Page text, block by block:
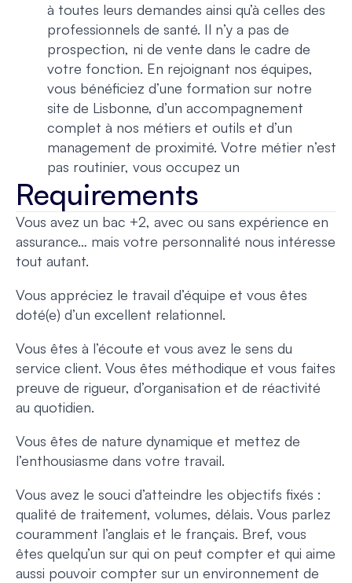
à toutes leurs demandes ainsi qu’à celles des
professionnels de santé. Il n’y a pas de
prospection, ni de vente dans le cadre de
votre fonction. En rejoignant nos équipes,
vous bénéficiez d’une formation sur notre
site de Lisbonne, d’un accompagnement
complet à nos métiers et outils et d’un
management de proximité. Votre métier n’est
pas routinier, vous occupez un
Requirements
Vous avez un bac +2, avec ou sans expérience en
assurance… mais votre personnalité nous intéresse
tout autant.
Vous appréciez le travail d’équipe et vous êtes
doté(e) d’un excellent relationnel.
Vous êtes à l’écoute et vous avez le sens du
service client. Vous êtes méthodique et vous faites
preuve de rigueur, d’organisation et de réactivité
au quotidien.
Vous êtes de nature dynamique et mettez de
l’enthousiasme dans votre travail.
Vous avez le souci d’atteindre les objectifs fixés :
qualité de traitement, volumes, délais. Vous parlez
couramment l’anglais et le français. Bref, vous
êtes quelqu’un sur qui on peut compter et qui aime
aussi pouvoir compter sur un environnement de